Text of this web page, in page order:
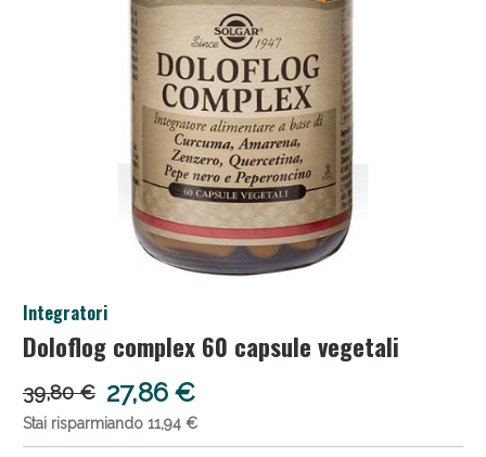
Integratori
Doloflog complex 60 capsule vegetali
39,80 € 27,86 €
Stai risparmiando 11,94 €
Salini e Multivitaminici: oggi Sconto extra fino al
Anticellulite e Fanghi: Sconto fino al 40% valido